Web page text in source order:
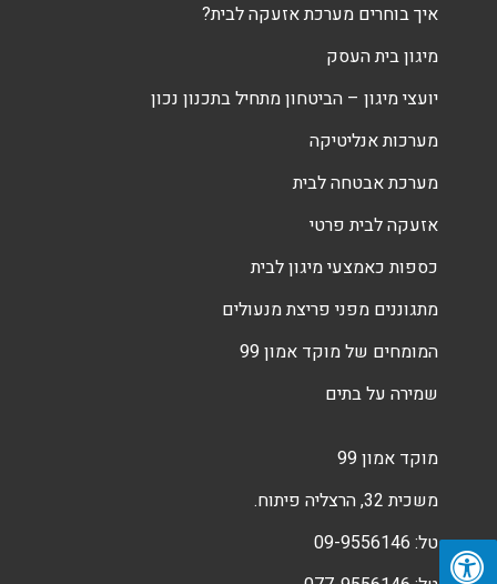
איך בוחרים מערכת אזעקה לבית?
מיגון בית העסק
יועצי מיגון – הביטחון מתחיל בתכנון נכון
מערכות אנליטיקה
מערכת אבטחה לבית
אזעקה לבית פרטי
כספות כאמצעי מיגון לבית
מתגוננים מפני פריצת מנעולים
המומחים של מוקד אמון 99
שמירה על בתים
מוקד אמון 99
משכית 32, הרצליה פיתוח.
טל: 09-9556146